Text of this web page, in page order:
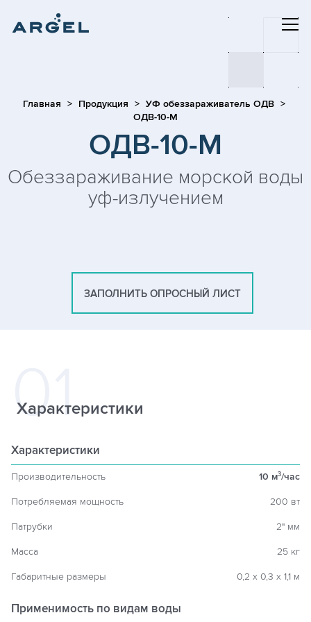
Главная Продукция
УФ обеззараживатель ОДВ
ОДВ-10-М
ОДВ-10-М
Обеззараживание морской воды
уф-излучением
ЗАПОЛНИТЬ ОПРОСНЫЙ ЛИСТ
Характеристики
Характеристики
Производительность 10 м3/час
Потребляемая мощность 200 вт
Патрубки 2" мм
Масса 25 кг
Габаритные размеры 0,2 х 0,3 х 1,1 м
Применимость по видам воды